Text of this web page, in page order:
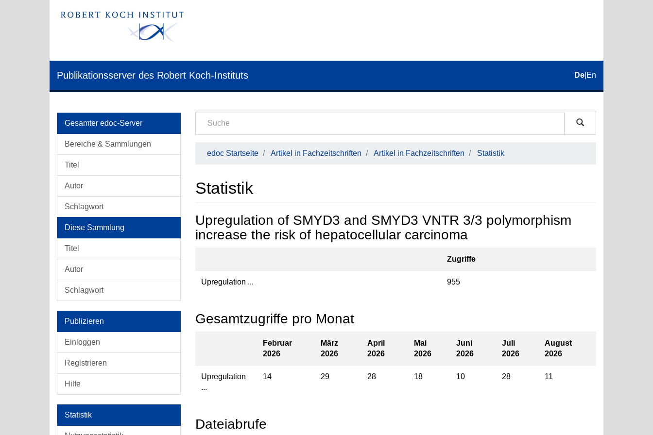
Publikationsserver des Robert Koch-Instituts De En
Gesamter edoc-Server
Bereiche & Sammlungen
Titel
Autor
Schlagwort
Diese Sammlung
Titel
Autor
Schlagwort
Publizieren
Einloggen
Registrieren
Hilfe
Statistik
edoc Startseite Artikel in Fachzeitschriften Artikel in Fachzeitschriften Statistik
Statistik
Upregulation of SMYD3 and SMYD3 VNTR 3/3 polymorphism
increase the risk of hepatocellular carcinoma
Zugriffe
Upregulation ... 955
Gesamtzugriffe pro Monat
Februar
2026
März
2026
April
2026
Mai
2026
Juni
2026
Juli
2026
August
2026
Upregulation
...
14 29 28 18 10 28 11
Dateiabrufe